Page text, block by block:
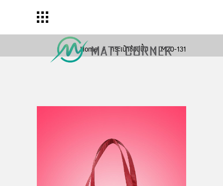
Home / กระเป๋าช้อปปิ้ง / M20-131